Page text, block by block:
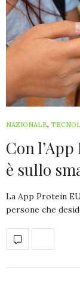
NAZIONALE,
Con
è sullo
La App Protein
persone che